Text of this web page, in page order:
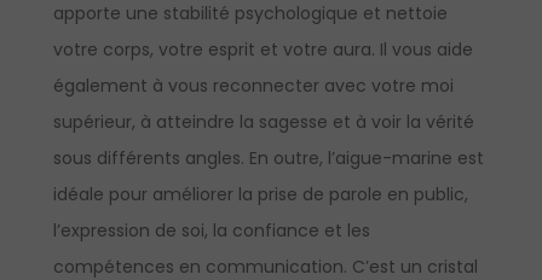
apporte une stabilité psychologique et nettoie
votre corps, votre esprit et votre aura. Il vous aide
également à vous reconnecter avec votre moi
supérieur, à atteindre la sagesse et à voir la vérité
sous différents angles. En outre, l’aigue-marine est
idéale pour améliorer la prise de parole en public,
l’expression de soi, la confiance et les
compétences en communication. C’est un cristal